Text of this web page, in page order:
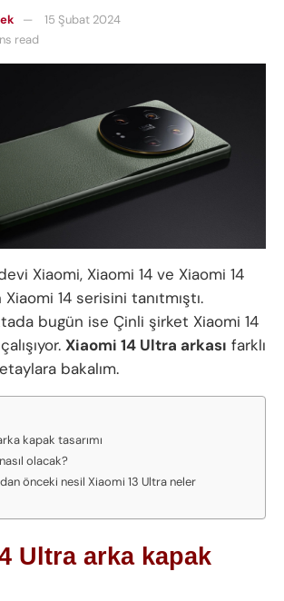
15 Şubat 2024
read
Xiaomi, Xiaomi 14 ve Xiaomi 14
14 serisini tanıtmıştı.
bugün ise Çinli şirket Xiaomi 14
Xiaomi 14 Ultra arkası farklı
bakalım.
kapak tasarımı
olacak?
önceki nesil Xiaomi 13 Ultra neler
Ultra arka kapak